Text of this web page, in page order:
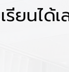
เรียนไ